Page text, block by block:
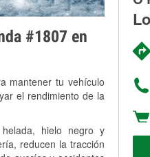
#1807 en
mantener tu vehículo
el rendimiento de la
hielo negro y
reducen la tracción